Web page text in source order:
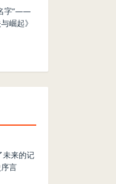
字”——
崛起》
未来的记
言